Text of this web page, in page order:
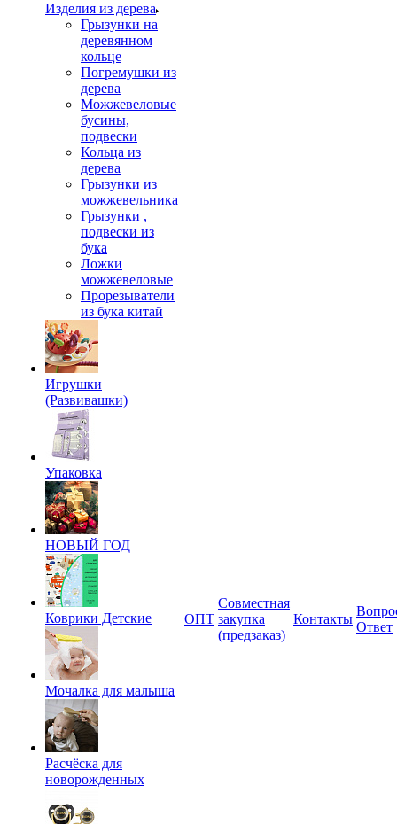
Изделия из дерева
Грызунки на
деревянном
кольце
Погремушки из
дерева
Можжевеловые
бусины,
подвески
Кольца из
дерева
Грызунки из
можжевельника
Грызунки ,
подвески из
бука
Ложки
можжевеловые
Прорезыватели
из бука китай
Игрушки
(Развивашки)
Упаковка
НОВЫЙ ГОД
Коврики Детские
Мочалка для малыша
Расчёска для
новорожденных
ОПТ
Совместная
закупка
(предзаказ)
Контакты
Ответ